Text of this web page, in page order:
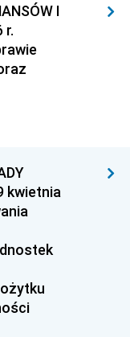
I
r.
kwietnia